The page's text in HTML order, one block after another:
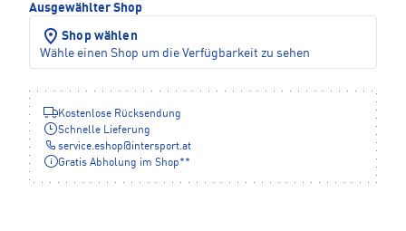
Ausgewählter Shop
Shop wählen
Wähle einen Shop um die Verfügbarkeit zu sehen
Kostenlose Rücksendung
Schnelle Lieferung
service.eshop@intersport.at
Gratis Abholung im Shop**